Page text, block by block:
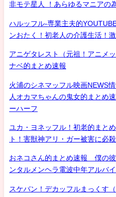
非モテ星人 ！あらゆるマニアの
ハルッフル-専業主夫的
ンおたく！初老人の介護生活！
アニゲタレスト（元祖！アニメ
ナベ的まとめ速報
火浦のシネマッフル映画NEWS
人オカマちゃんの鬼女的まとめ
ーハーフ
ユカ・ヨネッフル！初老的まと
ト！害獣神アリ・ガー被害に必
おネコさん的まとめ速報 僕の
ンタルメンヘラ電波中年アルバ
スケバン！デカッフルまっくす